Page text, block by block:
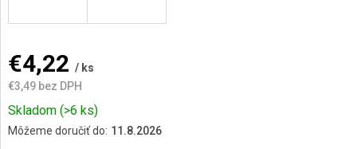
€4,22 / ks
€3,49 bez DPH
Jednotková
cena:
Skladom (>6 ks)
Môžeme doručiť do: 11.8.2026